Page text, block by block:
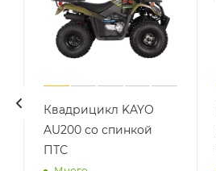
Квадрицикл KAYO
AU200 со спинкой
ПТС